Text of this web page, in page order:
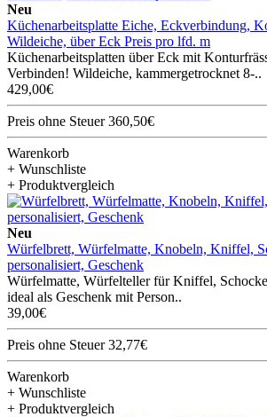
Neu
Küchenarbeitsplatte Eiche, Eckverbindung,
Wildeiche, über Eck Preis pro lfd. m
Küchenarbeitsplatten über Eck mit
Verbinden! Wildeiche, kammergetrocknet 8-..
429,00€
Preis ohne Steuer 360,50€
Warenkorb
+ Wunschliste
+ Produktvergleich
Neu
Würfelbrett, Würfelmatte, Knobeln, Kniffel,
personalisiert, Geschenk
Würfelmatte, Würfelteller für Kniffel,
ideal als Geschenk mit Person..
39,00€
Preis ohne Steuer 32,77€
Warenkorb
+ Wunschliste
+ Produktvergleich